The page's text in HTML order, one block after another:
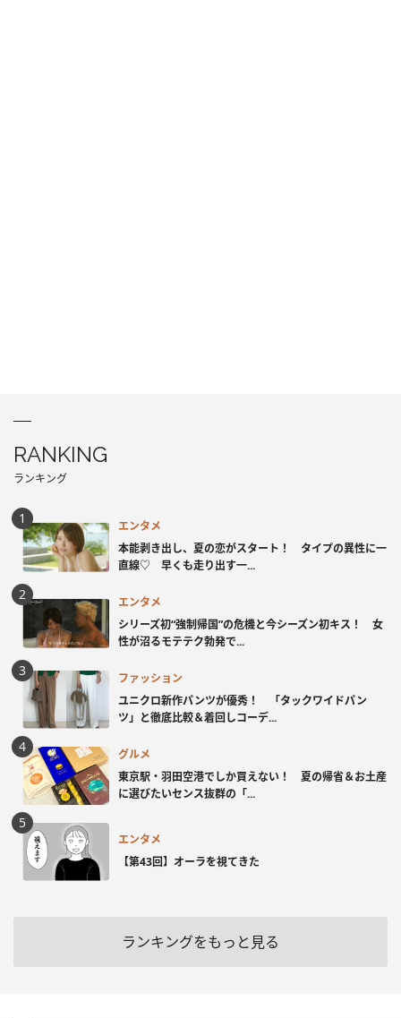
RANKING
ランキング
エンタメ
本能剥き出し、夏の恋がスタート！ タイプの異性に一
直線♡ 早くも走り出す一...
エンタメ
シリーズ初“強制帰国”の危機と今シーズン初キス！ 女
性が沼るモテテク勃発で...
ファッション
ユニクロ新作パンツが優秀！ 「タックワイドパン
ツ」と徹底比較＆着回しコーデ...
グルメ
東京駅・羽田空港でしか買えない！ 夏の帰省＆お土産
に選びたいセンス抜群の「...
エンタメ
【第43回】オーラを視てきた
ランキングをもっと見る